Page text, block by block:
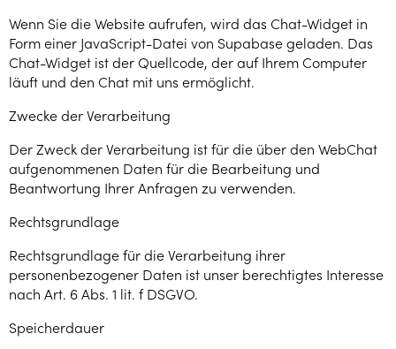
Wenn Sie die Website aufrufen, wird das Chat-Widget in
Form einer JavaScript-Datei von Supabase geladen. Das
Chat-Widget ist der Quellcode, der auf Ihrem Computer
läuft und den Chat mit uns ermöglicht.
Zwecke der Verarbeitung
‍Der Zweck der Verarbeitung ist für die über den WebChat
aufgenommenen Daten für die Bearbeitung und
Beantwortung Ihrer Anfragen zu verwenden.
Rechtsgrundlage
Rechtsgrundlage für die Verarbeitung ihrer
personenbezogener Daten ist unser berechtigtes Interesse
nach Art. 6 Abs. 1 lit. f DSGVO.
Speicherdauer